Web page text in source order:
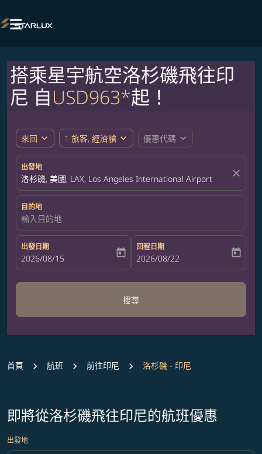

搭乘星宇航空洛杉磯飛往印
尼 自USD963*起！
來回 expand_more 1 旅客, 經濟艙 expand_more 優惠代碼 expand_more
出發地
洛杉磯, 美國, LAX, Los Angeles International Airport close
目的地
輸入目的地
出發日期
fc-booking-departure-date-aria-label
2026/08/15 today
回程日期
fc-booking-return-date-aria-label
2026/08/22 today
搜尋
首頁 航班 前往印尼 洛杉磯 - 印尼
即將從洛杉磯飛往印尼的航班優惠
出發地